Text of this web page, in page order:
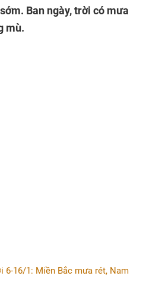
Ban ngày, trời có mưa
mù.
6-16/1: Miền Bắc mưa rét, Nam